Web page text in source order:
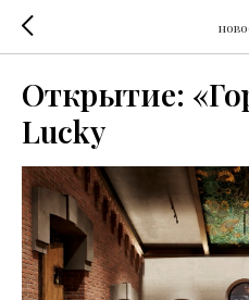
Открытие:
Lucky